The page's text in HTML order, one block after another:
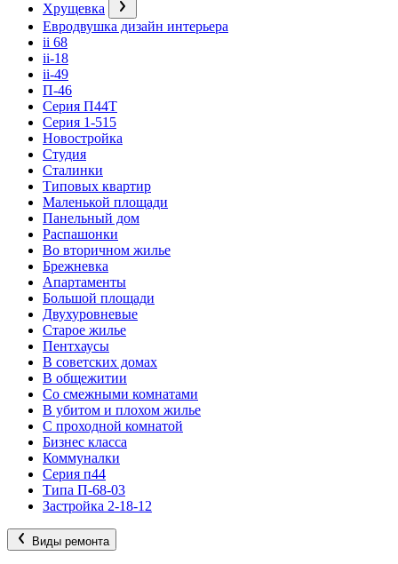
Хрущевка
Евродвушка дизайн интерьера
ii 68
ii-18
ii-49
П-46
Серия П44Т
Серия 1-515
Новостройка
Студия
Сталинки
Типовых квартир
Маленькой площади
Панельный дом
Распашонки
Во вторичном жилье
Брежневка
Апартаменты
Большой площади
Двухуровневые
Старое жилье
Пентхаусы
В советских домах
В общежитии
Со смежными комнатами
В убитом и плохом жилье
С проходной комнатой
Бизнес класса
Коммуналки
Серия п44
Типа П-68-03
Застройка 2-18-12
Виды ремонта